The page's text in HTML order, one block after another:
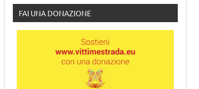
FAI UNA DONAZIONE